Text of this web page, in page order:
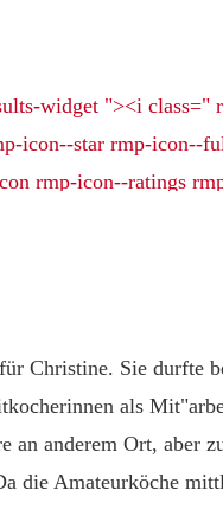
Christine. Sie
als
an anderem Ort, aber
die Amateurköche